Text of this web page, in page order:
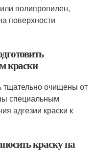
полипропилен,
поверхности
краски
очищены от
специальным
адгезии краски к
краску на